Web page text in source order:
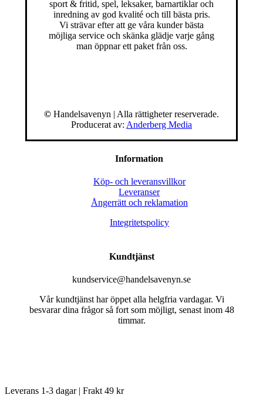
sport & fritid, spel, leksaker, barnartiklar och
inredning av god kvalité och till bästa pris.
Vi strävar efter att ge våra kunder bästa
möjliga service och skänka glädje varje gång
man öppnar ett paket från oss.
© Handelsavenyn | Alla rättigheter reserverade.
Producerat av: Anderberg Media
Information
Köp- och leveransvillkor
Leveranser
Ångerrätt och reklamation
Integritetspolicy
Kundtjänst
kundservice@handelsavenyn.se
Vår kundtjänst har öppet alla helgfria vardagar. Vi
besvarar dina frågor så fort som möjligt, senast inom 48
timmar.
Close
Leverans 1-3 dagar | Frakt 49 kr